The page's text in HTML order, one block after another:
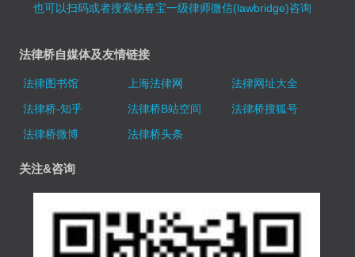
也可以扫码或者搜索杨春宝一级律师微信(lawbridge)咨询
法律桥自媒体及友情链接
法律图书馆 上海法律网
法律网址大全
法律桥-知乎
法律桥B站空间
法律桥搜狐号
法律桥微博
法律桥头条
关注&咨询